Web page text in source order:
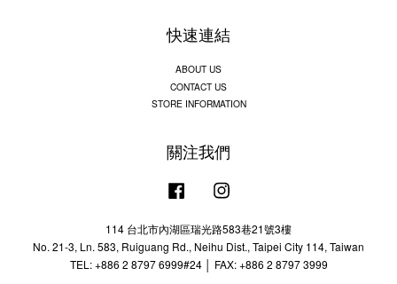
快速連結
ABOUT US
CONTACT US
STORE INFORMATION
關注我們
Facebook
114 台北市內湖區瑞光路583巷21號3樓
No. 21-3, Ln. 583, Ruiguang Rd., Neihu Dist., Taipei City 114, Taiwan
TEL: +886 2 8797 6999#24 │ FAX: +886 2 8797 3999